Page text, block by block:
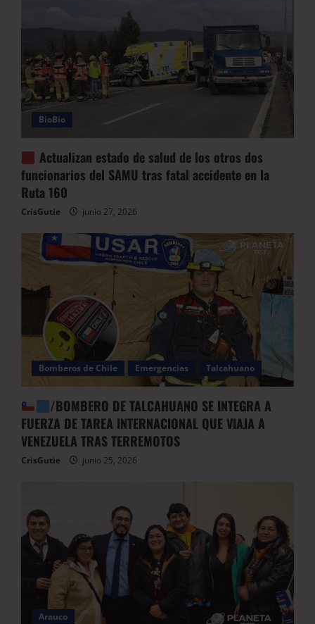
BioBio
Actualizan estado de salud de los otros dos
funcionarios del SAMU tras fatal accidente en la
Ruta 160
CrisGutie junio 27, 2026
Bomberos de Chile Emergencias Talcahuano
/BOMBERO DE TALCAHUANO SE INTEGRA A
FUERZA DE TAREA INTERNACIONAL QUE VIAJA A
VENEZUELA TRAS TERREMOTOS
CrisGutie junio 25, 2026
Arauco